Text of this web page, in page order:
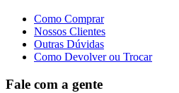
Como Comprar
Nossos Clientes
Outras Dúvidas
Como Devolver ou Trocar
Fale com a gente